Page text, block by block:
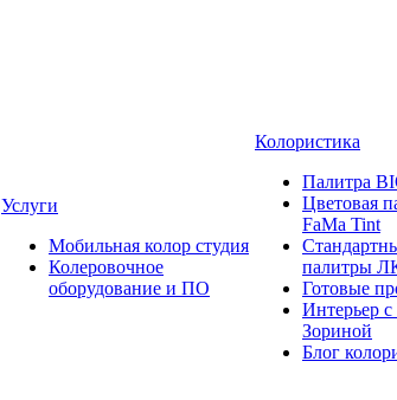
Услуги
Мобильная колор студия
Колеровочное
оборудование и ПО
Колористика
Палитра
Цветовая
FaMa Tint
палитры
Готовые
Интерьер
Зориной
Блог